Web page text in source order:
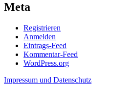
Meta
Registrieren
Anmelden
Eintrags-Feed
Kommentar-Feed
WordPress.org
Impressum und Datenschutz